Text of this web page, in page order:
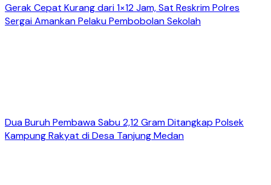
Gerak Cepat Kurang dari 1×12 Jam, Sat Reskrim Polres
Sergai Amankan Pelaku Pembobolan Sekolah
Dua Buruh Pembawa Sabu 2,12 Gram Ditangkap Polsek
Kampung Rakyat di Desa Tanjung Medan